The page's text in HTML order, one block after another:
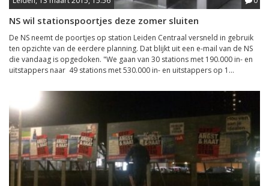
NS wil stationspoortjes deze zomer sluiten
De NS neemt de poortjes op station Leiden Centraal versneld in gebruik
ten opzichte van de eerdere planning. Dat blijkt uit een e-mail van de NS
die vandaag is opgedoken. "We gaan van 30 stations met 190.000 in- en
uitstappers naar 49 stations met 530.000 in- en uitstappers op 1...